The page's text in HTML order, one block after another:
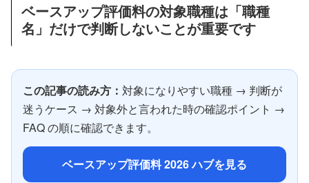
ベースアップ評価料の対象職種は「職種
名」だけで判断しないことが重要です
この記事の読み方： 対象になりやすい職種 → 判断が
迷うケース → 対象外と言われた時の確認ポイント →
FAQ の順に確認できます。
ベースアップ評価料 2026 ハブを見る